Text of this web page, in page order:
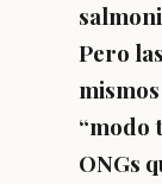
Pero
“modo
ONGs